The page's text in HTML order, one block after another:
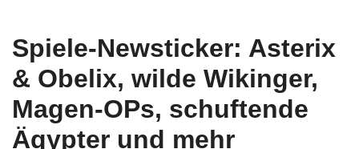
Spiele-Newsticker: Asterix
& Obelix, wilde Wikinger,
Magen-OPs, schuftende
Ägypter und mehr